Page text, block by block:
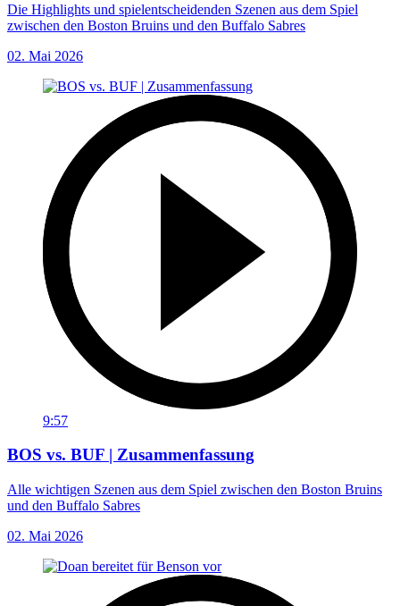
Die Highlights und spielentscheidenden Szenen aus dem Spiel
zwischen den Boston Bruins und den Buffalo Sabres
02. Mai 2026
9:57
BOS vs. BUF | Zusammenfassung
Alle wichtigen Szenen aus dem Spiel zwischen den Boston Bruins
und den Buffalo Sabres
02. Mai 2026